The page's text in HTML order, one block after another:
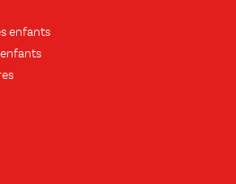
enfants
enfants